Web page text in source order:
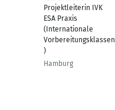
Projektleiterin IVK
ESA Praxis
(Internationale
Vorbereitungsklassen
)
Hamburg